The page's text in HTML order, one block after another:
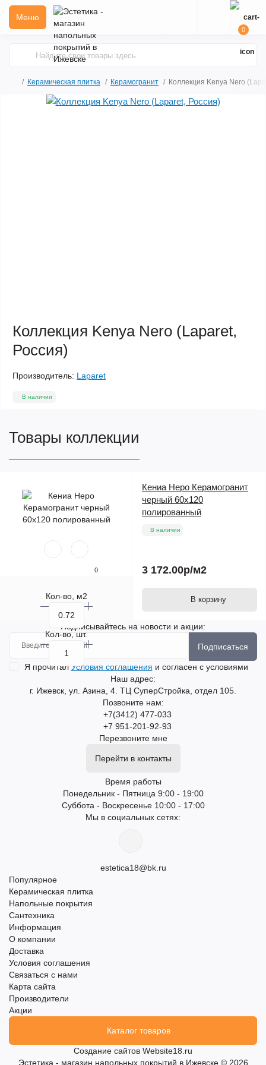
Меню
0
Керамическая плитка Керамогранит Коллекция Kenya Nero
Коллекция Kenya Nero (Laparet,
Россия)
Производитель: Laparet
В наличии
Товары коллекции
0
Кол-во, м2
Кол-во, шт.
Кениа Неро Керамогранит
черный 60х120
полированный
В наличии
3 172.00р/м2
В корзину
Подписывайтесь на новости и акции:
Подписаться
Я прочитал Условия соглашения и согласен с условиями
Наш адрес:
г. Ижевск, ул. Азина, 4. ТЦ СуперСтройка, отдел 105.
Позвоните нам:
+7(3412) 477-033
+7 951-201-92-93
Перезвоните мне
Перейти в контакты
Время работы
Понедельник - Пятница 9:00 - 19:00
Суббота - Воскресенье 10:00 - 17:00
Мы в социальных сетях:
estetica18@bk.ru
Популярное
Керамическая плитка
Напольные покрытия
Сантехника
Информация
О компании
Доставка
Условия соглашения
Связаться с нами
Карта сайта
Производители
Акции
Каталог товаров
Создание сайтов Website18.ru
Эстетика - магазин напольных покрытий в Ижевске © 2026